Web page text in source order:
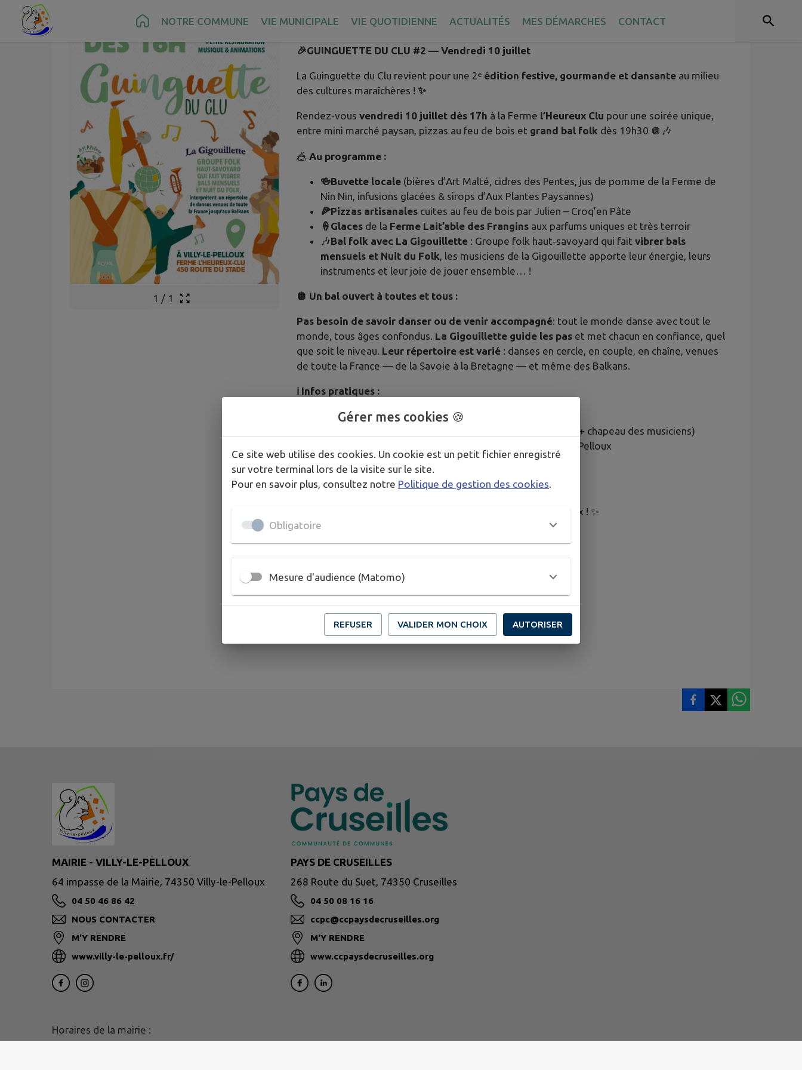
Contenu Recherche Pied de page
NOTRE COMMUNE VIE MUNICIPALE VIE QUOTIDIENNE ACTUALITÉS MES DÉMARCHES CONTACT
1 / 1
Publié le lundi 06 juillet 2026 - Villy-le-Pelloux
🎉GUINGUETTE DU CLU #2 — Vendredi 10 juillet
La Guinguette du Clu revient pour une 2ᵉ édition festive, gourmande et dansante au milieu
des cultures maraîchères ! ✨
Rendez‑vous vendredi 10 juillet dès 17h à la Ferme l’Heureux Clu pour une soirée unique,
entre mini marché paysan, pizzas au feu de bois et grand bal folk dès 19h30 🪩🎶
🎪 Au programme :
🍻Buvette locale (bières d’Art Malté, cidres des Pentes, jus de pomme de la Ferme de
Nin Nin, infusions glacées & sirops d’Aux Plantes Paysannes)
🍕Pizzas artisanales cuites au feu de bois par Julien – Croq’en Pâte
🍦 Glaces de la Ferme Lait’able des Frangins aux parfums uniques et très terroir
🎶Bal folk avec La Gigouillette : Groupe folk haut‑savoyard qui fait vibrer bals
mensuels et Nuit du Folk , les musiciens de la Gigouillette apporte leur énergie, leurs
instruments et leur joie de jouer ensemble… !
🪩 Un bal ouvert à toutes et tous :
Pas besoin de savoir danser ou de venir accompagné: tout le monde danse avec tout le
monde, tous âges confondus. La Gigouillette guide les pas et met chacun en confiance, quel
que soit le niveau. Leur répertoire est varié : danses en cercle, en couple, en chaîne, venues
de toute la France — de la Savoie à la Bretagne — et même des Balkans.
ℹ️ Infos pratiques :
💚 Participation libre et consciente
📢 Pas de CB sur place : pensez aux espèces 🪙 (buvette + chapeau des musiciens)
📍 Ferme l’Heureux Clu — 450 route du Stade — Villy‑le‑Pelloux
✉️ Contact : amapelloux@mailo.com
Bref : une soirée incroyable, encore jamais vue au Clu !
Et comme on dit : plus on sera nombreux, plus on sera heureux ! ✨
MAIRIE - VILLY-LE-PELLOUX
64 impasse de la Mairie, 74350 Villy-le-Pelloux
04 50 46 86 42
NOUS CONTACTER
M'Y RENDRE
www.villy-le-pelloux.fr/
PAYS DE CRUSEILLES
268 Route du Suet, 74350 Cruseilles
04 50 08 16 16
ccpc@ccpaysdecruseilles.org
M'Y RENDRE
www.ccpaysdecruseilles.org
Horaires de la mairie :
Gérer mes cookies 🍪
Ce site web utilise des cookies. Un cookie est un petit fichier enregistré
sur votre terminal lors de la visite sur le site.
Pour en savoir plus, consultez notre Politique de gestion des cookies.
Obligatoire
Mesure d'audience (Matomo)
REFUSER VALIDER MON CHOIX AUTORISER